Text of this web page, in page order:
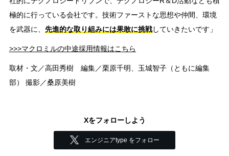
極的に行っている会社です。技術ファーストな思想や仲間、環境
を武器に、 先進的な取り組みには果敢に挑戦していきたいです」
>>>マクロミルの中途採用情報はこちら
取材・文／高田秀樹 編集／栗原千明、玉城智子（ともに編集
部） 撮影／桑原美樹
Xをフォローしよう
エンジニアtype をフォロー